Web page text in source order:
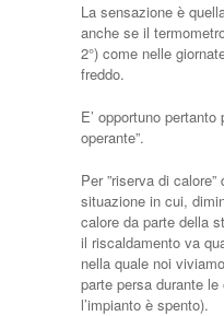
La sensazione è
anche se il
2°) come nelle
freddo.
E’ opportuno
operante”.
Per ”riserva di
situazione in cui,
calore da parte della
il riscaldamento va
nella quale noi
parte persa durante
l’impianto è spento).